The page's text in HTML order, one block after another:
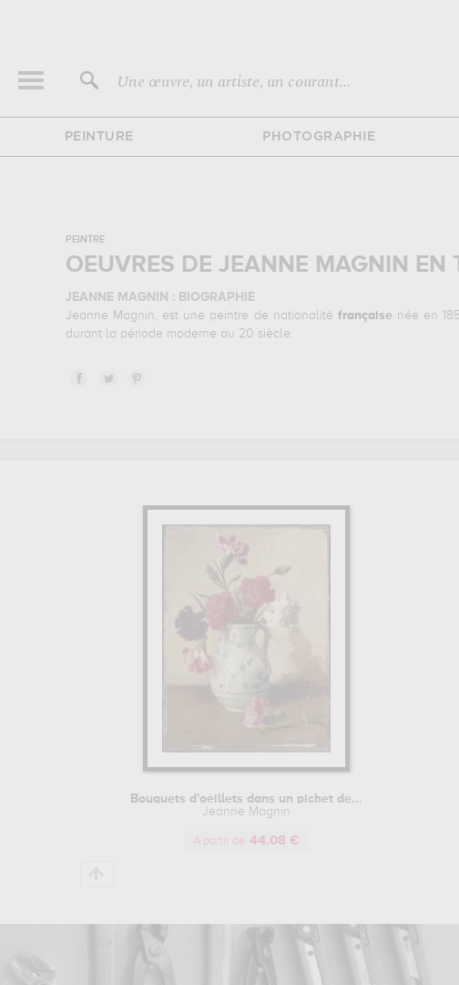
Une œuvre, un artiste, un courant...
PEINTURE PHOTOGRAPHIE
PEINTRE
OEUVRES DE JEANNE MAGNIN EN
JEANNE MAGNIN : BIOGRAPHIE
Jeanne Magnin, est une peintre de nationalité française née en
durant la période moderne au 20 siècle.
JEANNE MAGNIN : SES PRINCIPALES OEUVRES
Bouquets d'oeillets dans un pichet de...
Jeanne Magnin
A partir de 44.08 €